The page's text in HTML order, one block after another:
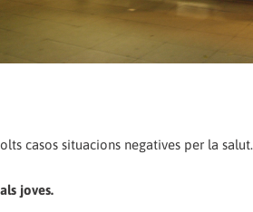
casos situacions negatives per la salut.
joves.